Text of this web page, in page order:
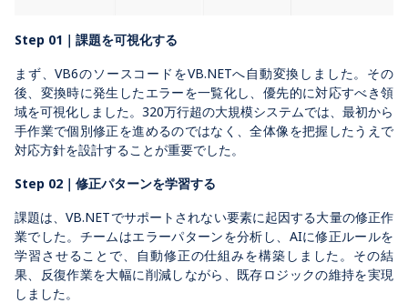
Step 01｜課題を可視化する
まず、VB6のソースコードをVB.NETへ自動変換しました。その
後、変換時に発生したエラーを一覧化し、優先的に対応すべき領
域を可視化しました。320万行超の大規模システムでは、最初から
手作業で個別修正を進めるのではなく、全体像を把握したうえで
対応方針を設計することが重要でした。
Step 02｜修正パターンを学習する
課題は、VB.NETでサポートされない要素に起因する大量の修正作
業でした。チームはエラーパターンを分析し、AIに修正ルールを
学習させることで、自動修正の仕組みを構築しました。その結
果、反復作業を大幅に削減しながら、既存ロジックの維持を実現
しました。